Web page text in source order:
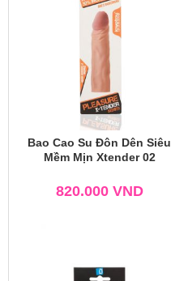
Bao Cao Su Đôn Dên Siêu
Mềm Mịn Xtender 02
820.000 VND